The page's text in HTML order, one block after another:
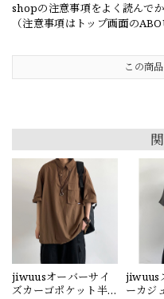
shopの注意事項をよく読んで
（注意事項はトップ画面の
この商
jiwuusオーバーサイ
ズカーゴポケット半
jiwuus
ーカジ